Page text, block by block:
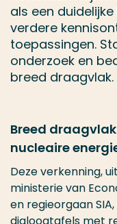
als een
verdere
toepassingen.
onderzoek en
breed draagvlak.
Breed
nucleaire
Deze verkenning,
ministerie van
en regieorgaan